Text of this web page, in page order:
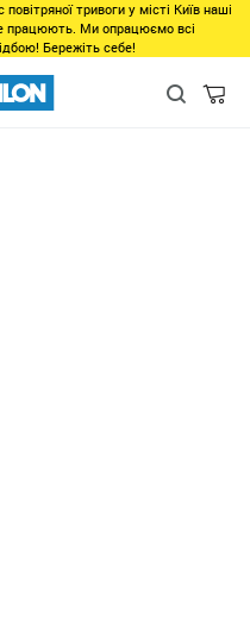
тривоги у місті Київ наші
працюють. Ми опрацюємо всі
Бережіть себе!
велоспорт
ВЕЛОТУФЛИ кож.